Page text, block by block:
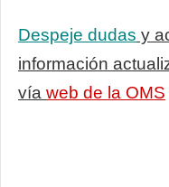
Despeje dudas y
información
vía web de la OMS